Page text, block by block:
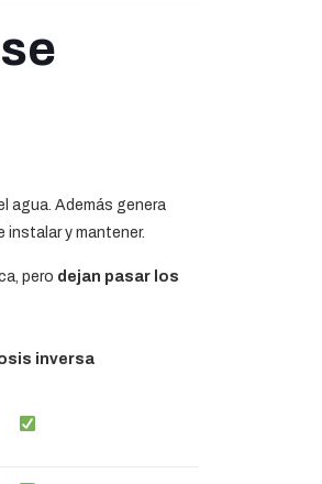
agua. Además genera
instalar y mantener.
pero dejan pasar los
inversa